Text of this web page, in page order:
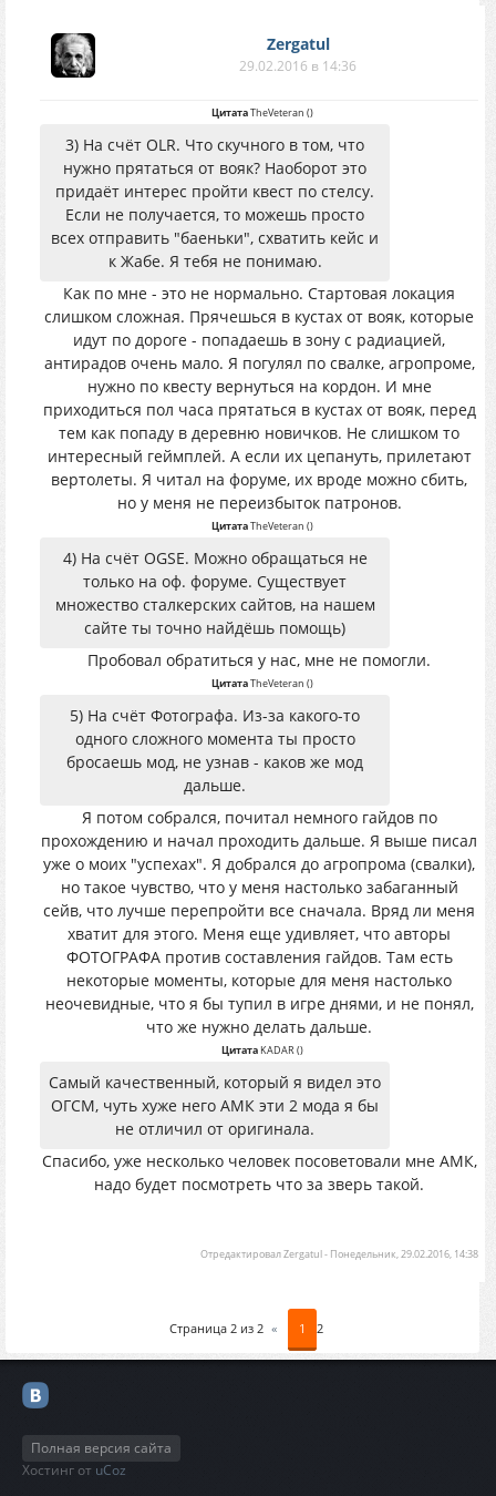
Zergatul
29.02.2016 в 14:36
ЦитатаTheVeteran ()
3) На счёт OLR. Что скучного в том, что
нужно прятаться от вояк? Наоборот это
придаёт интерес пройти квест по стелсу.
Если не получается, то можешь просто
всех отправить "баеньки", схватить кейс и
к Жабе. Я тебя не понимаю.
Как по мне - это не нормально. Стартовая локация
слишком сложная. Прячешься в кустах от вояк, которые
идут по дороге - попадаешь в зону с радиацией,
антирадов очень мало. Я погулял по свалке, агропроме,
нужно по квесту вернуться на кордон. И мне
приходиться пол часа прятаться в кустах от вояк, перед
тем как попаду в деревню новичков. Не слишком то
интересный геймплей. А если их цепануть, прилетают
вертолеты. Я читал на форуме, их вроде можно сбить,
но у меня не переизбыток патронов.
ЦитатаTheVeteran ()
4) На счёт OGSE. Можно обращаться не
только на оф. форуме. Существует
множество сталкерских сайтов, на нашем
сайте ты точно найдёшь помощь)
Пробовал обратиться у нас, мне не помогли.
ЦитатаTheVeteran ()
5) На счёт Фотографа. Из-за какого-то
одного сложного момента ты просто
бросаешь мод, не узнав - каков же мод
дальше.
Я потом собрался, почитал немного гайдов по
прохождению и начал проходить дальше. Я выше писал
уже о моих "успехах". Я добрался до агропрома (свалки),
но такое чувство, что у меня настолько забаганный
сейв, что лучше перепройти все сначала. Вряд ли меня
хватит для этого. Меня еще удивляет, что авторы
ФОТОГРАФА против составления гайдов. Там есть
некоторые моменты, которые для меня настолько
неочевидные, что я бы тупил в игре днями, и не понял,
что же нужно делать дальше.
ЦитатаKADAR()
Самый качественный, который я видел это
ОГСМ, чуть хуже него АМК эти 2 мода я бы
не отличил от оригинала.
Спасибо, уже несколько человек посоветовали мне АМК,
надо будет посмотреть что за зверь такой.
ОтредактировалZergatul- Понедельник, 29.02.2016, 14:38
Страница 2 из 2 « 1 2
Полная версия сайта
Хостинг от uCoz